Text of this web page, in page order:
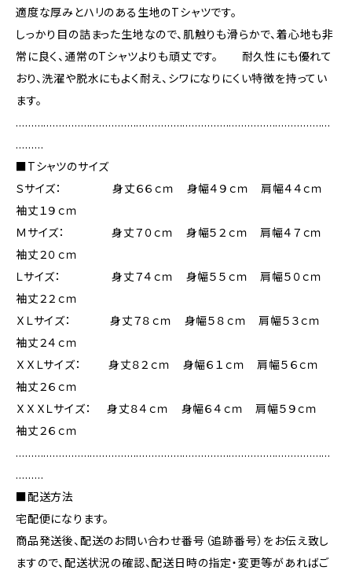
適度な厚みとハリのある生地のTシャツです。
しっかり目の詰まった生地なので、肌触りも滑らかで、着心地も非
常に良く、通常のTシャツよりも頑丈です。 耐久性にも優れて
おり、洗濯や脱水にもよく耐え、シワになりにくい特徴を持ってい
ます。
…………………………………………………………………………………………
………
■Tシャツのサイズ
Ｓサイズ： 身丈６６ｃｍ 身幅４９ｃｍ 肩幅４４ｃｍ
袖丈１９ｃｍ
Ｍサイズ： 身丈７０ｃｍ 身幅５２ｃｍ 肩幅４７ｃｍ
袖丈２０ｃｍ
Ｌサイズ： 身丈７４ｃｍ 身幅５５ｃｍ 肩幅５０ｃｍ
袖丈２２ｃｍ
ＸＬサイズ： 身丈７８ｃｍ 身幅５８ｃｍ 肩幅５３ｃｍ
袖丈２４ｃｍ
ＸＸＬサイズ： 身丈８２ｃｍ 身幅６１ｃｍ 肩幅５６ｃｍ
袖丈２６ｃｍ
ＸＸＸＬサイズ： 身丈８４ｃｍ 身幅６４ｃｍ 肩幅５９ｃｍ
袖丈２６ｃｍ
…………………………………………………………………………………………
………
■配送方法
宅配便になります。
商品発送後、配送のお問い合わせ番号（追跡番号）をお伝え致し
ますので、配送状況の確認、配送日時の指定・変更等があればご